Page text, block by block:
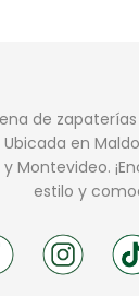
de
en
y Montevideo.
estilo y